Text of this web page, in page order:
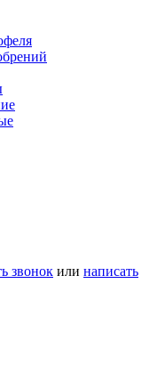
звонок или написать